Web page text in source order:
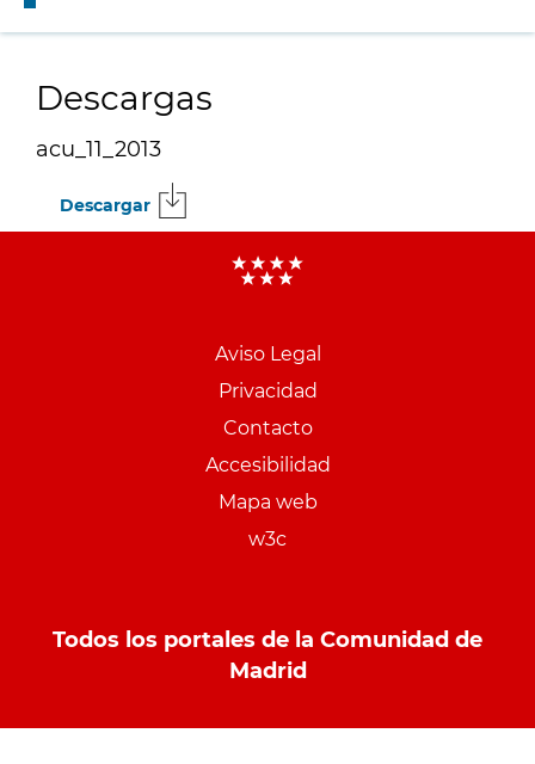
Descargas
acu_11_2013
Descargar
Aviso Legal
Privacidad
Contacto
Accesibilidad
Mapa web
w3c
Todos los portales de la Comunidad de
Madrid